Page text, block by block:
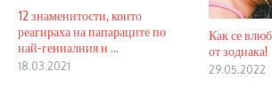
12 знаменитости, които
реагираха на папараците по
най-гениалния н ...
18.03.2021
Как се
от зодиака!
29.05.2022